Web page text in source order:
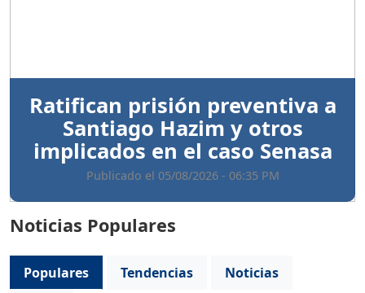
Ratifican prisión preventiva a
Santiago Hazim y otros
implicados en el caso Senasa
Publicado el 05/08/2026 - 06:35 PM
Noticias Populares
Populares Tendencias
Noticias